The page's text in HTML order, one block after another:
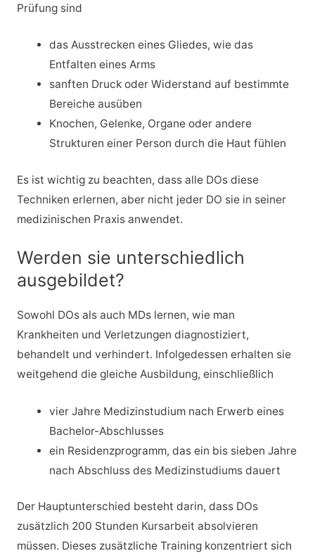
Prüfung sind
das Ausstrecken eines Gliedes, wie das
Entfalten eines Arms
sanften Druck oder Widerstand auf bestimmte
Bereiche ausüben
Knochen, Gelenke, Organe oder andere
Strukturen einer Person durch die Haut fühlen
Es ist wichtig zu beachten, dass alle DOs diese
Techniken erlernen, aber nicht jeder DO sie in seiner
medizinischen Praxis anwendet.
Werden sie unterschiedlich
ausgebildet?
Sowohl DOs als auch MDs lernen, wie man
Krankheiten und Verletzungen diagnostiziert,
behandelt und verhindert. Infolgedessen erhalten sie
weitgehend die gleiche Ausbildung, einschließlich
vier Jahre Medizinstudium nach Erwerb eines
Bachelor-Abschlusses
ein Residenzprogramm, das ein bis sieben Jahre
nach Abschluss des Medizinstudiums dauert
Der Hauptunterschied besteht darin, dass DOs
zusätzlich 200 Stunden Kursarbeit absolvieren
müssen. Dieses zusätzliche Training konzentriert sich